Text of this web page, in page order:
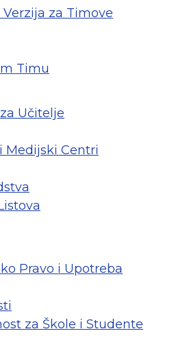
za Timove
Timu
Učitelje
Medijski Centri
Pravo i Upotreba
za Škole i Studente